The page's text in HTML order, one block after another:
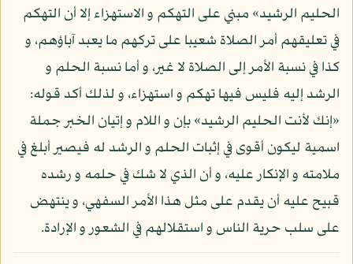
الحليم الرشيد» مبني على التهكم و الاستهزاء إلا أن التهكم
في تعليقهم أمر الصلاة شعيبا على تركهم ما يعبد آباؤهم، و
كذا في نسبة الأمر إلى الصلاة لا غير، و أما نسبة الحلم و
الرشد إليه فليس فيها تهكم و استهزاء، و لذلك أكد قوله:
«إنك لأنت الحليم الرشيد» بإن و اللام و إتيان الخبر جملة
اسمية ليكون أقوى في إثبات الحلم و الرشد له فيصير أبلغ في
ملامته و الإنكار عليه، و أن الذي لا شك في حلمه و رشده
قبيح عليه أن يقدم على مثل هذا الأمر السفهي، و ينتهض
على سلب حرية الناس و استقلالهم في الشعور و الإرادة.